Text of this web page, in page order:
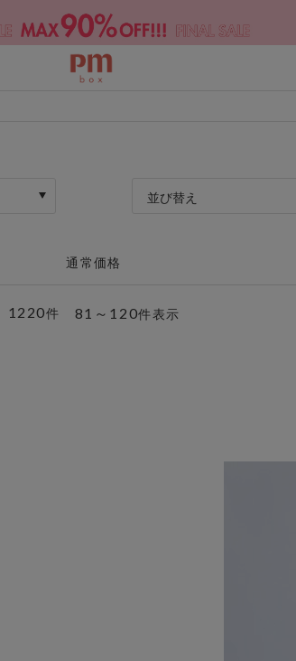
並び替え
通常価格
81～120件表示
1220件